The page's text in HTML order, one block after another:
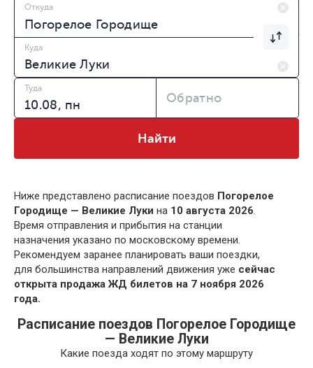
Откуда
Куда
Туда
Обратно
Найти
Ниже представлено расписание поездов Погорелое
Городище — Великие Луки на 10 августа 2026.
Время отправления и прибытия на станции
назначения указано по московскому времени.
Рекомендуем заранее планировать ваши поездки,
для большинства направлений движения уже сейчас
открыта продажа ЖД билетов на 7 ноября 2026
года.
Расписание поездов Погорелое Городище
— Великие Луки
Какие поезда ходят по этому маршруту